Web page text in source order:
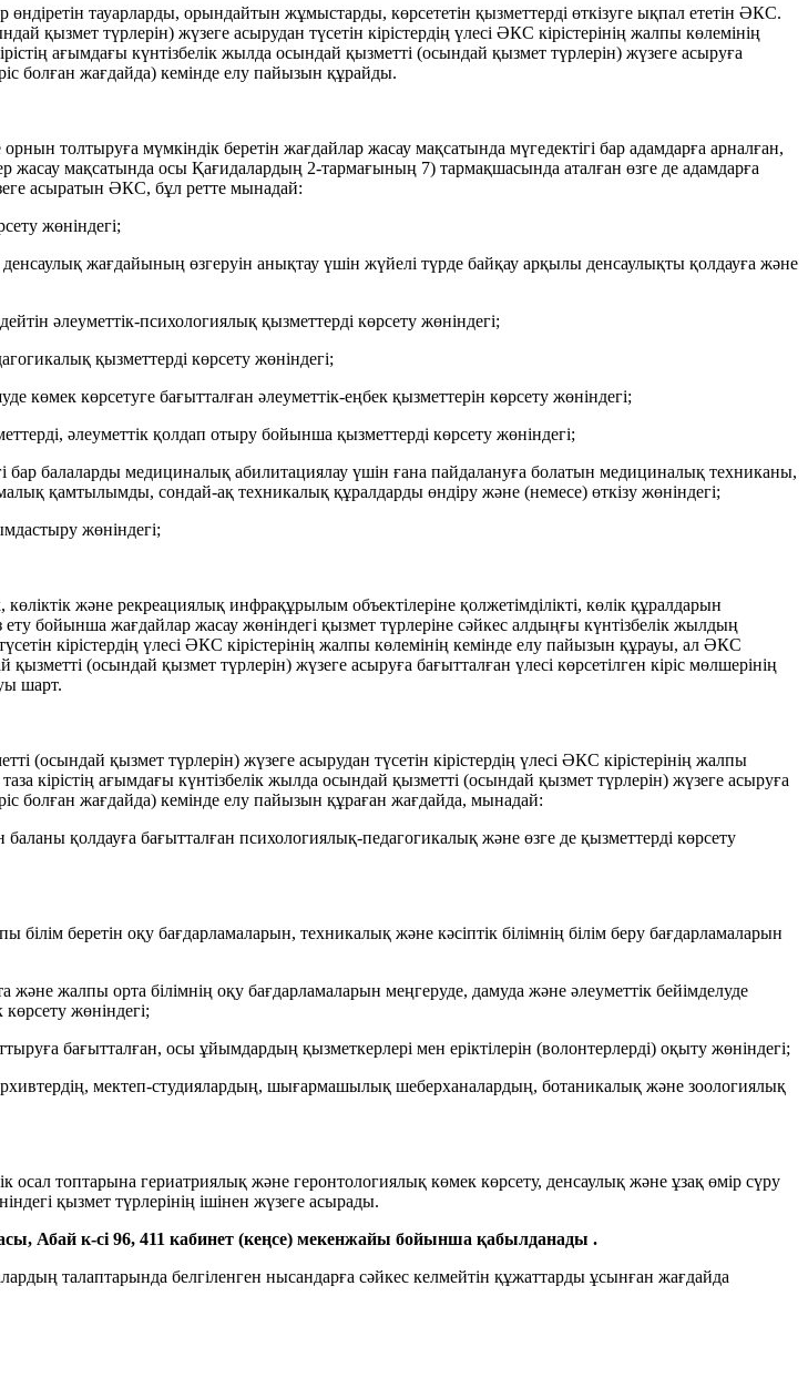
тауарларды, орындайтын жұмыстарды, көрсететін қызметтерді өткізуге ықпал ететін ӘКС.
түрлерін) жүзеге асырудан түсетін кірістердің үлесі ӘКС кірістерінің жалпы көлемінің
ағымдағы күнтізбелік жылда осындай қызметті (осындай қызмет түрлерін) жүзеге асыруға
болған жағдайда) кемінде елу пайызын құрайды.
толтыруға мүмкіндік беретін жағдайлар жасау мақсатында мүгедектігі бар адамдарға арналған,
жасау мақсатында осы Қағидалардың 2-тармағының 7) тармақшасында аталған өзге де адамдарға
асыратын ӘКС, бұл ретте мынадай:
жөніндегі;
жағдайының өзгеруін анықтау үшін жүйелі түрде байқау арқылы денсаулықты қолдауға және
әлеуметтік-психологиялық қызметтерді көрсету жөніндегі;
қызметтерді көрсету жөніндегі;
көрсетуге бағытталған әлеуметтік-еңбек қызметтерін көрсету жөніндегі;
әлеуметтік қолдап отыру бойынша қызметтерді көрсету жөніндегі;
бар балаларды медициналық абилитациялау үшін ғана пайдалануға болатын медициналық техниканы,
қамтылымды, сондай-ақ техникалық құралдарды өндіру және (немесе) өткізу жөніндегі;
жөніндегі;
және рекреациялық инфрақұрылым объектілеріне қолжетімділікті, көлік құралдарын
бойынша жағдайлар жасау жөніндегі қызмет түрлеріне сәйкес алдыңғы күнтізбелік жылдың
кірістердің үлесі ӘКС кірістерінің жалпы көлемінің кемінде елу пайызын құрауы, ал ӘКС
(осындай қызмет түрлерін) жүзеге асыруға бағытталған үлесі көрсетілген кіріс мөлшерінің
шарт.
қызмет түрлерін) жүзеге асырудан түсетін кірістердің үлесі ӘКС кірістерінің жалпы
кірістің ағымдағы күнтізбелік жылда осындай қызметті (осындай қызмет түрлерін) жүзеге асыруға
болған жағдайда) кемінде елу пайызын құраған жағдайда, мынадай:
қолдауға бағытталған психологиялық-педагогикалық және өзге де қызметтерді көрсету
беретін оқу бағдарламаларын, техникалық және кәсіптік білімнің білім беру бағдарламаларын
және жалпы орта білімнің оқу бағдарламаларын меңгеруде, дамуда және әлеуметтік бейімделуде
жөніндегі;
бағытталған, осы ұйымдардың қызметкерлері мен еріктілерін (волонтерлерді) оқыту жөніндегі;
мектеп-студиялардың, шығармашылық шеберханалардың, ботаникалық және зоологиялық
топтарына гериатриялық және геронтологиялық көмек көрсету, денсаулық және ұзақ өмір сүру
қызмет түрлерінің ішінен жүзеге асырады.
Абай к-сі 96, 411 кабинет (кеңсе) мекенжайы бойынша қабылданады .
талаптарында белгіленген нысандарға сәйкес келмейтін құжаттарды ұсынған жағдайда